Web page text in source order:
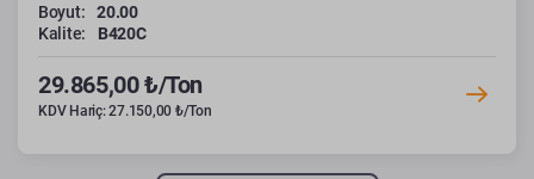
Boyut:
20.00
Kalite:
B420C
29.865,00 ₺/Ton
KDV Hariç: 27.150,00 ₺/Ton